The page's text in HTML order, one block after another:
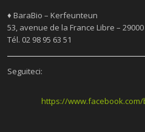
♦ BaraBio – Kerfeunteun
53, avenue de la France Libre –
Tél. 02 98 95 63 51
Seguiteci:
https://